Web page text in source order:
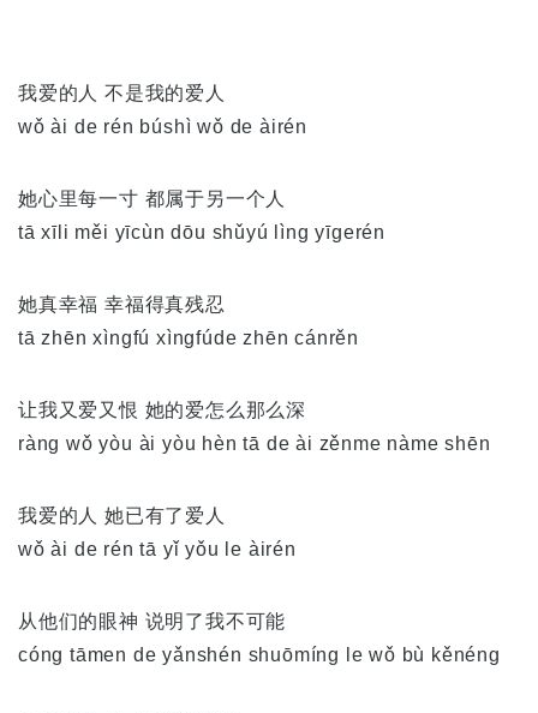
我爱的人 不是我的爱人
wǒ ài de rén búshì wǒ de àirén
她心里每一寸 都属于另一个人
tā xīli měi yīcùn dōu shǔyú lìng yīgerén
她真幸福 幸福得真残忍
tā zhēn xìngfú xìngfúde zhēn cánrěn
让我又爱又恨 她的爱怎么那么深
ràng wǒ yòu ài yòu hèn tā de ài zěnme nàme shēn
我爱的人 她已有了爱人
wǒ ài de rén tā yǐ yǒu le àirén
从他们的眼神 说明了我不可能
cóng tāmen de yǎnshén shuōmíng le wǒ bù kěnéng